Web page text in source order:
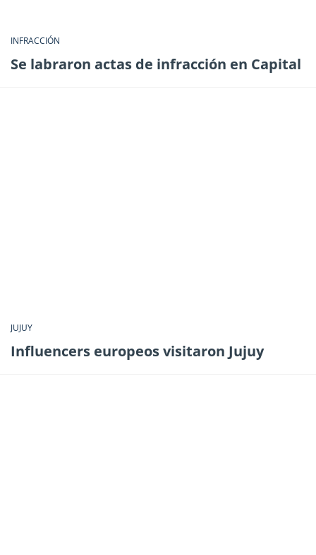
INFRACCIÓN
Se labraron actas de infracción en Capital
JUJUY
Influencers europeos visitaron Jujuy